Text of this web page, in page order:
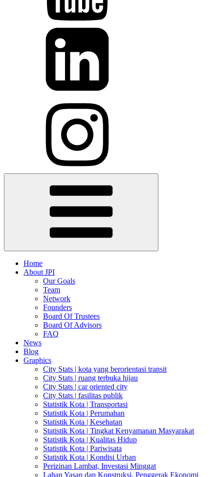
Home
About JPI
Our Goals
Team
Network
Founders
Board Of Trustees
Board Of Advisors
FAQ
News
Blog
Graphics
City Stats | kota yang berorientasi transit
City Stats | ruang terbuka hijau
City Stats | car oriented city
City Stats | fasilitas publik
Statistik Kota | Transportasi
Statistik Kota | Perumahan
Statistik Kota | Kesehatan
Statistik Kota | Tingkat Kenyamanan Masyarakat
Statistik Kota | Kualitas Hidup
Statistik Kota | Pariwisata
Statistik Kota | Kondisi Urban
Perizinan Lambat, Investasi Minggat
Lahan Yasan dan Konstruksi, Penggerak Ekonomi